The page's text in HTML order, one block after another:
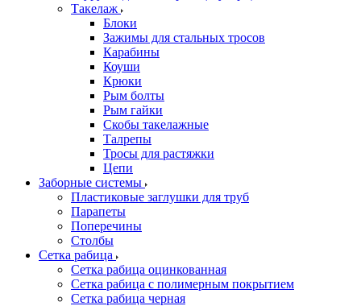
Такелаж
Блоки
Зажимы для стальных тросов
Карабины
Коуши
Крюки
Рым болты
Рым гайки
Скобы такелажные
Талрепы
Тросы для растяжки
Цепи
Заборные системы
Пластиковые заглушки для труб
Парапеты
Поперечины
Столбы
Сетка рабица
Сетка рабица оцинкованная
Сетка рабица с полимерным покрытием
Сетка рабица черная